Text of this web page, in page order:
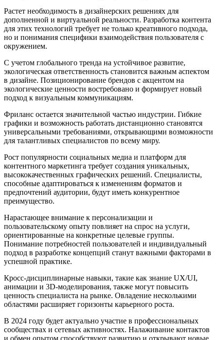
Растет необходимость в дизайнерских решениях для
дополненной и виртуальной реальности. Разработка контента
для этих технологий требует не только креативного подхода,
но и понимания специфики взаимодействия пользователя с
окружением.
С учетом глобального тренда на устойчивое развитие,
экологическая ответственность становится важным аспектом
в дизайне. Позиционирование брендов с акцентом на
экологические ценности востребовано и формирует новый
подход к визуальным коммуникациям.
Фриланс остается значительной частью индустрии. Гибкие
графики и возможность работать дистанционно становятся
универсальными требованиями, открывающими возможности
для талантливых специалистов по всему миру.
Рост популярности социальных медиа и платформ для
контентного маркетинга требует создания уникальных,
высококачественных графических решений. Специалисты,
способные адаптироваться к изменениям форматов и
предпочтений аудитории, будут иметь конкурентное
преимущество.
Нарастающее внимание к персонализации и
пользовательскому опыту повлияет на спрос на услуги,
ориентированные на конкретные целевые группы.
Понимание потребностей пользователей и индивидуальный
подход в разработке концепций станут важными факторами в
успешной практике.
Кросс-дисциплинарные навыки, такие как знание UX/UI,
анимации и 3D-моделирования, также могут повысить
ценность специалиста на рынке. Овладение несколькими
областями расширяет горизонты карьерного роста.
В 2024 году будет актуально участие в профессиональных
сообществах и сетевых активностях. Налаживание контактов